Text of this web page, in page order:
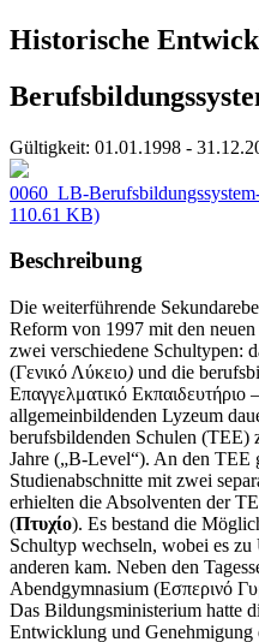
Historische
Gültigkeit: 01.01.1998 -
0060_LB-
110.61 KB)
Beschreibung
Die weiterführende
Reform von 1997 mit den
zwei verschiedene Schultypen:
(Γενικό Λύκειο) und die
Επαγγελματικό Εκπαιδευτήριο
allgemeinbildenden Lyzeum
berufsbildenden Schulen (TEE)
Jahre („B-Level“). An den TEE
Studienabschnitte mit zwei
erhielten die Absolventen der
(Πτυχίο). Es bestand die
Schultyp wechseln, wobei es
anderen kam. Neben den
Abendgymnasium (Εσπερινό
Das Bildungsministerium hatte
Entwicklung und